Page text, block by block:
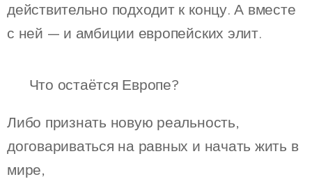
действительно подходит к концу. А вместе
с ней — и амбиции европейских элит.
❗ Что остаётся Европе?
Либо признать новую реальность,
договариваться на равных и начать жить в
мире,